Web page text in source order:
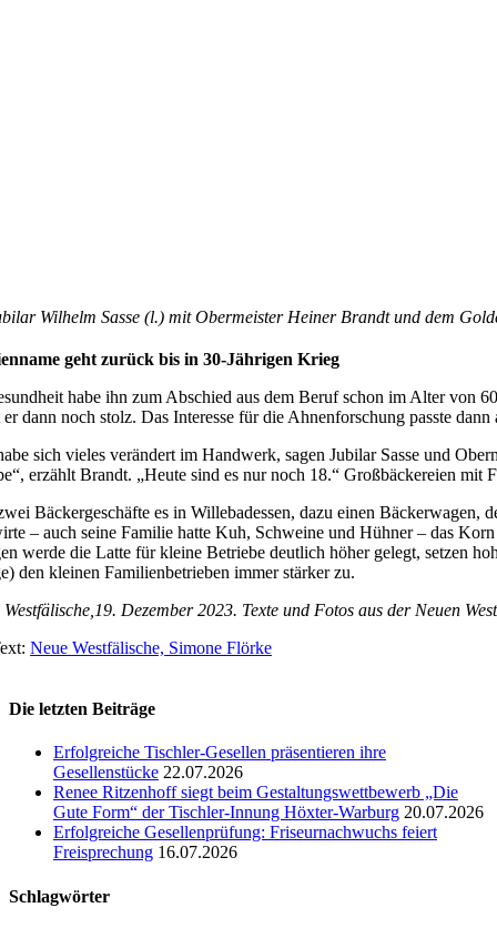
Wilhelm Sasse (l.) mit Obermeister Heiner Brandt und dem
geht zurück bis in 30-Jährigen Krieg
habe ihn zum Abschied aus dem Beruf schon im Alter von
er dann noch stolz. Das Interesse für die Ahnenforschung passte
sich vieles verändert im Handwerk, sagen Jubilar Sasse und
erzählt Brandt. „Heute sind es nur noch 18.“ Großbäckereien mit
Bäckergeschäfte es in Willebadessen, dazu einen Bäckerwagen,
– auch seine Familie hatte Kuh, Schweine und Hühner – das
werde die Latte für kleine Betriebe deutlich höher gelegt, setzen
den kleinen Familienbetrieben immer stärker zu.
Westfälische,19. Dezember 2023. Texte und Fotos aus der Neuen
Neue Westfälische, Simone Flörke
Die letzten Beiträge
Erfolgreiche Tischler-Gesellen präsentieren ihre
Gesellenstücke 22.07.2026
Renee Ritzenhoff siegt beim Gestaltungswettbewerb „Die
Gute Form“ der Tischler-Innung Höxter-Warburg 20.07.2026
Erfolgreiche Gesellenprüfung: Friseurnachwuchs feiert
Freisprechung 16.07.2026
Schlagwörter